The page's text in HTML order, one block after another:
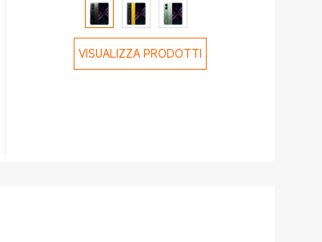
VISUALIZZA PRODOTTI